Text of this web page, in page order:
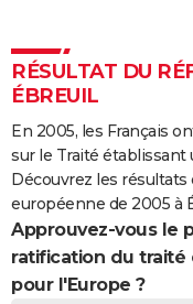
Dictionnaire
Biographies
Citations
Expressions
Proverbes
PROGRAMME TV
COPAINS D'AVANT
S'inscrire
Se connecter
Lycées
Collèges
Primaires
Universités
Entreprises
Service militaire
Avis de recherche
AVIS DE DÉCÈS
FORUM
Bricolage
Lifestyle
Culture
Sport
Auto
Television
Voyage
Cinema
RÉSULTAT DU
ÉBREUIL
En 2005, les Français
sur le Traité
Découvrez les
européenne de 2005 à
Approuvez-vous le
ratification du
pour l'Europe ?